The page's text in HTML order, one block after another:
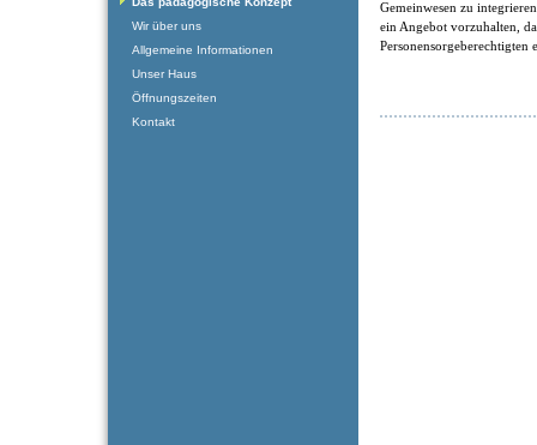
Gemeinwesen zu
ein Angebot vorzuhalten,
Personensorgeberechtigten
Wir über uns
Allgemeine Informationen
Unser Haus
Öffnungszeiten
Kontakt